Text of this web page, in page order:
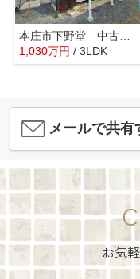
本庄市下野堂 中古戸建
1,030万円 / 3LDK
メールで共有
お気